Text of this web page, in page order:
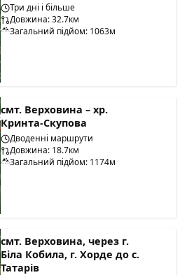
Три дні і більше
Довжина: 32.7км
Загальний підйом: 1063м
смт. Верховина – хр.
Кринта-Скупова
Дводенні маршрути
Довжина: 18.7км
Загальний підйом: 1174м
смт. Верховина, через г.
Біла Кобила, г. Хорде до с.
Татарів